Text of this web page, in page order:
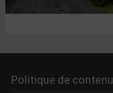
Politique de contenu